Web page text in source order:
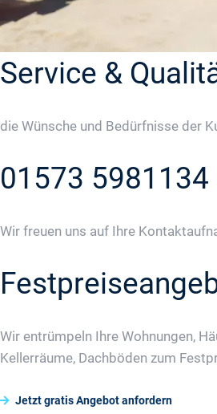
Service &
die Wünsche und Bedürfnisse der
01573 5981134
Wir freuen uns auf Ihre
Wir entrümpeln Ihre Wohnungen,
Kellerräume, Dachböden zum
Jetzt gratis Angebot anfordern